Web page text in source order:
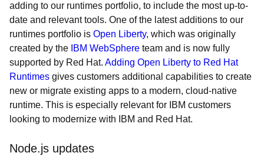
adding to our runtimes portfolio, to include the most up-to-
date and relevant tools. One of the latest additions to our
runtimes portfolio is Open Liberty, which was originally
created by the IBM WebSphere team and is now fully
supported by Red Hat. Adding Open Liberty to Red Hat
Runtimes gives customers additional capabilities to create
new or migrate existing apps to a modern, cloud-native
runtime. This is especially relevant for IBM customers
looking to modernize with IBM and Red Hat.
Node.js updates